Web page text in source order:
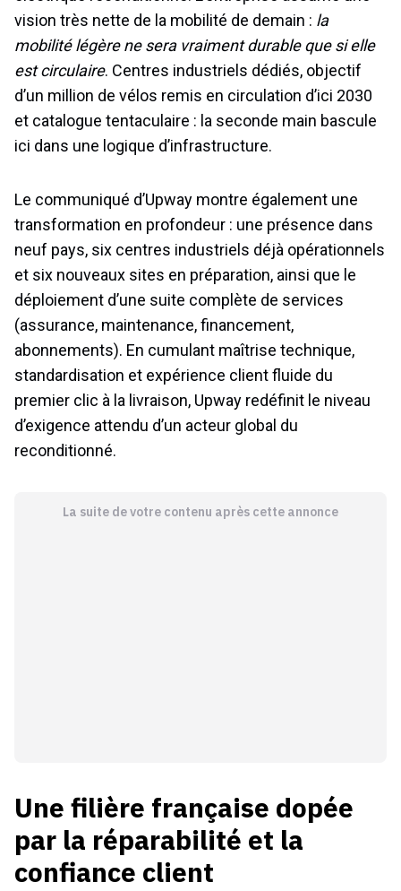
vision très nette de la mobilité de demain : la
mobilité légère ne sera vraiment durable que si elle
est circulaire. Centres industriels dédiés, objectif
d’un million de vélos remis en circulation d’ici 2030
et catalogue tentaculaire : la seconde main bascule
ici dans une logique d’infrastructure.
Le communiqué d’Upway montre également une
transformation en profondeur : une présence dans
neuf pays, six centres industriels déjà opérationnels
et six nouveaux sites en préparation, ainsi que le
déploiement d’une suite complète de services
(assurance, maintenance, financement,
abonnements). En cumulant maîtrise technique,
standardisation et expérience client fluide du
premier clic à la livraison, Upway redéfinit le niveau
d’exigence attendu d’un acteur global du
reconditionné.
La suite de votre contenu après cette annonce
Une filière française dopée
par la réparabilité et la
confiance client